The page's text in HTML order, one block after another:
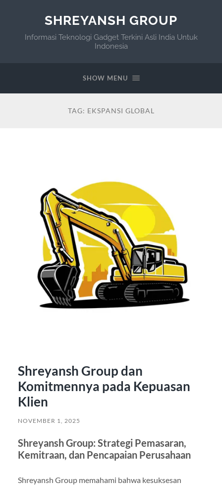
SHREYANSH GROUP
Informasi Teknologi Gadget Terkini Asli India Untuk
Indonesia
SHOW MENU
TAG: EKSPANSI GLOBAL
Shreyansh Group dan
Komitmennya pada Kepuasan
Klien
NOVEMBER 1, 2025
Shreyansh Group: Strategi Pemasaran,
Kemitraan, dan Pencapaian Perusahaan
Shreyansh Group memahami bahwa kesuksesan